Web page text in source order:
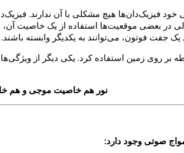
خود فیزیک‌دان‌ها هیچ مشکلی با آن ندارند.
بعضی موقعیت‌ها استفاده از یک خاصیت آن،
جفت فوتون، می‌توانند به یکدیگر وابسته
بر روی زمین استفاده کرد. یکی دیگر از
نور هم خاصیت موجی و هم
صوتی وجود دارد: